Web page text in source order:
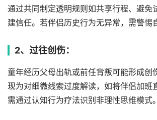
通过共同制定透明规则如共享行程、避免
建信任。若伴侣历史行为无异常，需警惕
2、过往创伤：
童年经历父母出轨或前任背叛可能形成创
现为对细微线索过度解读，如将伴侣加班
需通过认知行为疗法识别非理性思维模式。